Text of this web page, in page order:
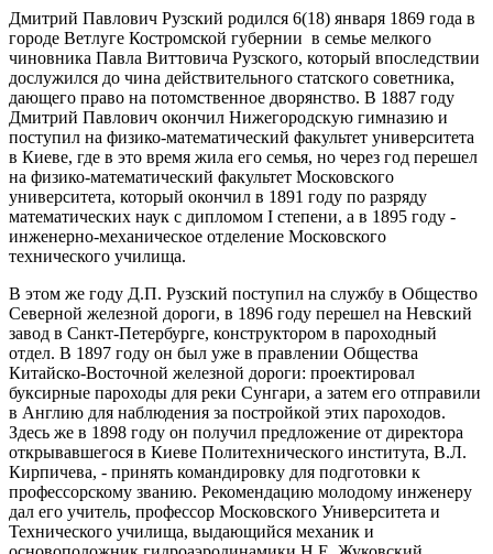
Дмитрий Павлович Рузский родился 6(18) января 1869 года в
городе Ветлуге Костромской губернии в семье мелкого
чиновника Павла Виттовича Рузского, который впоследствии
дослужился до чина действительного статского советника,
дающего право на потомственное дворянство. В 1887 году
Дмитрий Павлович окончил Нижегородскую гимназию и
поступил на физико-математический факультет университета
в Киеве, где в это время жила его семья, но через год перешел
на физико-математический факультет Московского
университета, который окончил в 1891 году по разряду
математических наук с дипломом I степени, а в 1895 году -
инженерно-механическое отделение Московского
технического училища.
В этом же году Д.П. Рузский поступил на службу в Общество
Северной железной дороги, в 1896 году перешел на Невский
завод в Санкт-Петербурге, конструктором в пароходный
отдел. В 1897 году он был уже в правлении Общества
Китайско-Восточной железной дороги: проектировал
буксирные пароходы для реки Сунгари, а затем его отправили
в Англию для наблюдения за постройкой этих пароходов.
Здесь же в 1898 году он получил предложение от директора
открывавшегося в Киеве Политехнического института, В.Л.
Кирпичева, - принять командировку для подготовки к
профессорскому званию. Рекомендацию молодому инженеру
дал его учитель, профессор Московского Университета и
Технического училища, выдающийся механик и